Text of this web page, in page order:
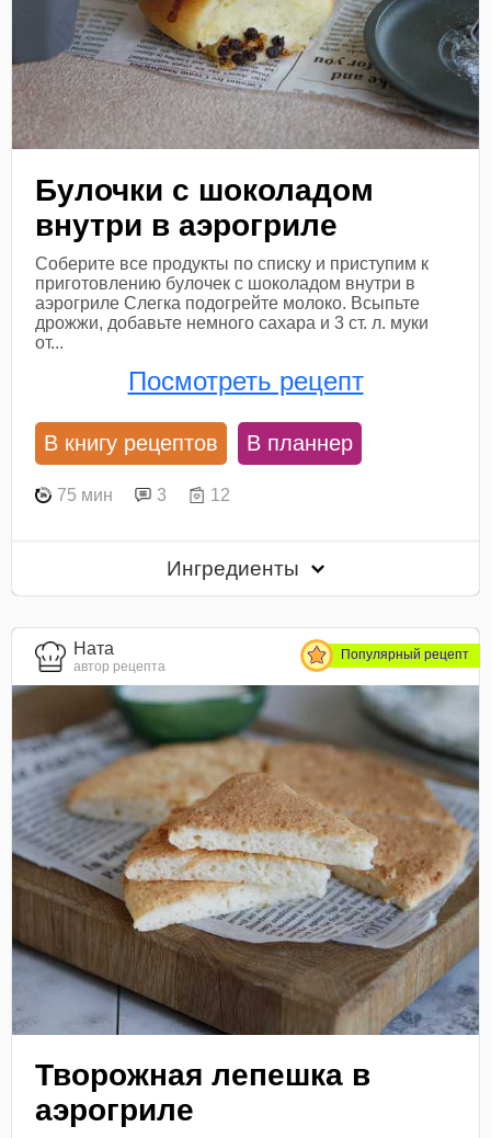
Булочки с шоколадом
внутри в аэрогриле
Соберите все продукты по списку и приступим к
приготовлению булочек с шоколадом внутри в
аэрогриле Слегка подогрейте молоко. Всыпьте
дрожжи, добавьте немного сахара и 3 ст. л. муки
от...
Посмотреть рецепт
В книгу рецептов В планнер
75 мин 3 12
Ингредиенты
Ната
автор рецепта
Популярный рецепт
Творожная лепешка в
аэрогриле